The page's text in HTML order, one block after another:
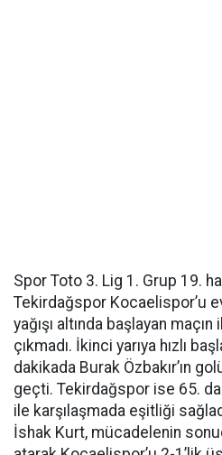
Spor Toto 3. Lig 1. Grup 19.
Tekirdağspor Kocaelispor’u
yağışı altında başlayan
çıkmadı. İkinci yarıya hızlı
dakikada Burak Özbakır’ın
geçti. Tekirdağspor ise 65.
ile karşılaşmada eşitliği
İshak Kurt, mücadelenin